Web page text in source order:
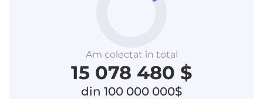
Am colectat în total
15 078 480 $
din 100 000 000$